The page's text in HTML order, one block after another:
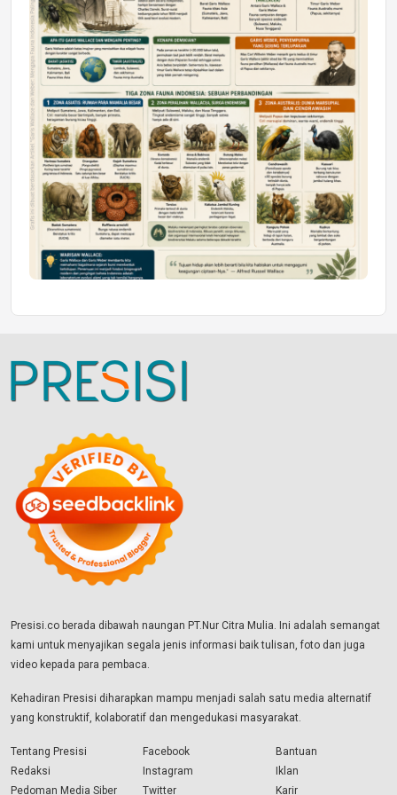
Presisi.co berada dibawah naungan PT.Nur Citra Mulia. Ini adalah semangat
kami untuk menyajikan segala jenis informasi baik tulisan, foto dan juga
video kepada para pembaca.
Kehadiran Presisi diharapkan mampu menjadi salah satu media alternatif
yang konstruktif, kolaboratif dan mengedukasi masyarakat.
Tentang Presisi
Redaksi
Pedoman Media Siber
Facebook
Instagram
Twitter
Bantuan
Iklan
Karir